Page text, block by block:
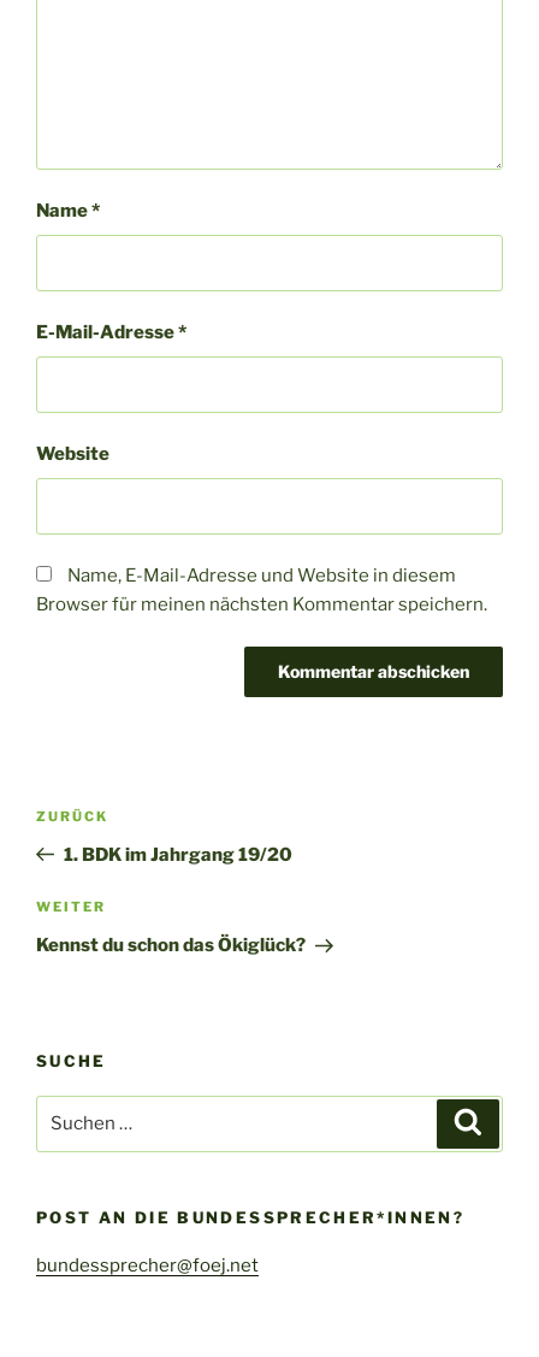
Name*
E-Mail-Adresse*
Website
Name, E-Mail-Adresse und Website in diesem
Browser für meinen nächsten Kommentar speichern.
Beitragsnavigation
Vorheriger
Beitrag
ZURÜCK
1. BDK im Jahrgang 19/20
Nächster
Beitrag
WEITER
Kennst du schon das Ökiglück?
SUCHE
nach:
POST AN DIE BUNDESSPRECHER*INNEN?
bundessprecher@foej.net